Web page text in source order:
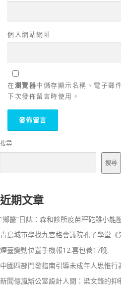
個人網站網址
在瀏覽器中儲存顯示名稱、電子郵
下次發佈留言時使用。
搜尋
搜尋
近期文章
“鄉醫”日誌：森和診所疫苗秤砣雖小
青島城市學找九宮格會議院孔子學堂
煙臺變動位置手機報12.喜包養17晚
中國四部門發指南引導未成年人思惟行
新聞億嵐辦公室設計人間：梁文鋒的抑